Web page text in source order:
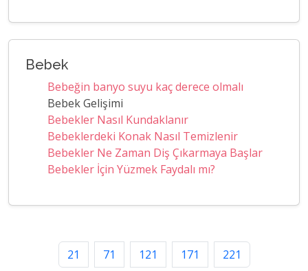
Bebek
Bebeğin banyo suyu kaç derece olmalı
Bebek Gelişimi
Bebekler Nasıl Kundaklanır
Bebeklerdeki Konak Nasıl Temizlenir
Bebekler Ne Zaman Diş Çıkarmaya Başlar
Bebekler İçin Yüzmek Faydalı mı?
21 71 121 171 221